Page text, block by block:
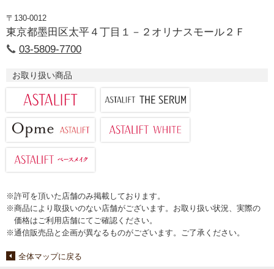
〒130-0012
東京都墨田区太平４丁目１－２オリナスモール２Ｆ
03-5809-7700
お取り扱い商品
※許可を頂いた店舗のみ掲載しております。
※商品により取扱いのない店舗がございます。お取り扱い状況、実際の
価格はご利用店舗にてご確認ください。
※通信販売品と企画が異なるものがございます。ご了承ください。
全体マップに戻る